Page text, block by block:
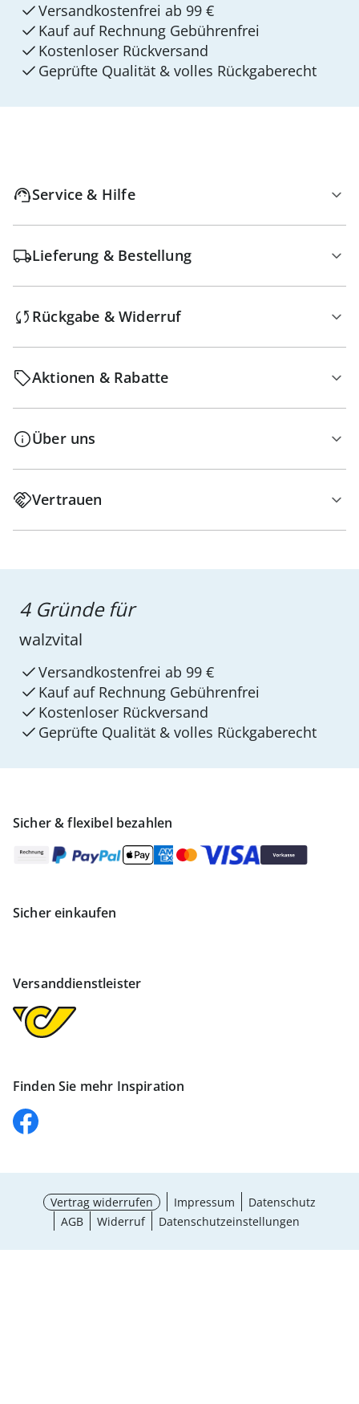
Versandkostenfrei ab 99 €
Kauf auf Rechnung Gebührenfrei
Kostenloser Rückversand
Geprüfte Qualität & volles Rückgaberecht
Service & Hilfe
Lieferung & Bestellung
Rückgabe & Widerruf
Aktionen & Rabatte
Über uns
Vertrauen
Sicher & flexibel bezahlen
Sicher einkaufen
Versanddienstleister
Finden Sie mehr Inspiration
4 Gründe für
walzvital
Versandkostenfrei ab 99 €
Kauf auf Rechnung Gebührenfrei
Kostenloser Rückversand
Geprüfte Qualität & volles Rückgaberecht
Vertrag widerrufen Impressum
Datenschutz
AGB
Widerruf Datenschutzeinstellungen